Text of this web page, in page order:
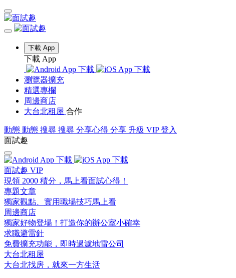
下載 App
下載 App
瀏覽器擴充
精選專欄
周邊商店
大台北租屋 合作
動態 動態 搜尋 搜尋 分享心得 分享 升級 VIP 登入
面試趣
面試趣 VIP
現領 2000 積分，馬上看面試心得！
專題文章
獨家觀點、實用職場技巧馬上看
周邊商店
獨家好物登場！打造你的辦公室小確幸
求職避雷針
免費擴充功能，即時過濾地雷公司
大台北租屋
大台北找房，就來一方生活